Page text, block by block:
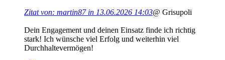
Zitat von: martin87 in 13.06.2026 14:03@ Grisupoli
Dein Engagement und deinen Einsatz finde ich richtig
stark! Ich wünsche viel Erfolg und weiterhin viel
Durchhaltevermögen!